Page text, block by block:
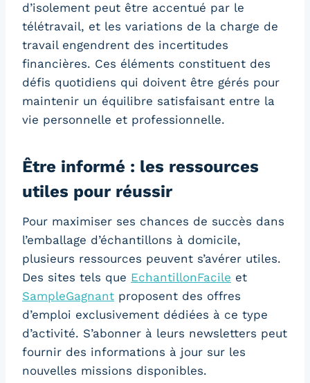
d’isolement peut être accentué par le
télétravail, et les variations de la charge de
travail engendrent des incertitudes
financières. Ces éléments constituent des
défis quotidiens qui doivent être gérés pour
maintenir un équilibre satisfaisant entre la
vie personnelle et professionnelle.
Être informé : les ressources
utiles pour réussir
Pour maximiser ses chances de succès dans
l’emballage d’échantillons à domicile,
plusieurs ressources peuvent s’avérer utiles.
Des sites tels que EchantillonFacile et
SampleGagnant proposent des offres
d’emploi exclusivement dédiées à ce type
d’activité. S’abonner à leurs newsletters peut
fournir des informations à jour sur les
nouvelles missions disponibles.